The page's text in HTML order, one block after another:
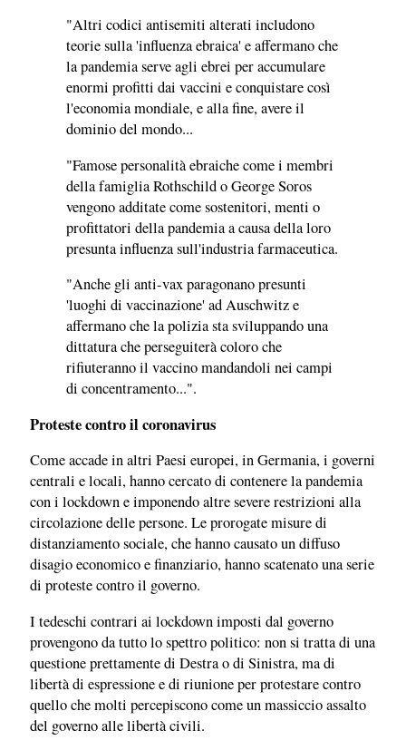
"Altri codici antisemiti alterati includono
teorie sulla 'influenza ebraica' e affermano che
la pandemia serve agli ebrei per accumulare
enormi profitti dai vaccini e conquistare così
l'economia mondiale, e alla fine, avere il
dominio del mondo...
"Famose personalità ebraiche come i membri
della famiglia Rothschild o George Soros
vengono additate come sostenitori, menti o
profittatori della pandemia a causa della loro
presunta influenza sull'industria farmaceutica.
"Anche gli anti-vax paragonano presunti
'luoghi di vaccinazione' ad Auschwitz e
affermano che la polizia sta sviluppando una
dittatura che perseguiterà coloro che
rifiuteranno il vaccino mandandoli nei campi
di concentramento...".
Proteste contro il coronavirus
Come accade in altri Paesi europei, in Germania, i governi
centrali e locali, hanno cercato di contenere la pandemia
con i lockdown e imponendo altre severe restrizioni alla
circolazione delle persone. Le prorogate misure di
distanziamento sociale, che hanno causato un diffuso
disagio economico e finanziario, hanno scatenato una serie
di proteste contro il governo.
I tedeschi contrari ai lockdown imposti dal governo
provengono da tutto lo spettro politico: non si tratta di una
questione prettamente di Destra o di Sinistra, ma di
libertà di espressione e di riunione per protestare contro
quello che molti percepiscono come un massiccio assalto
del governo alle libertà civili.